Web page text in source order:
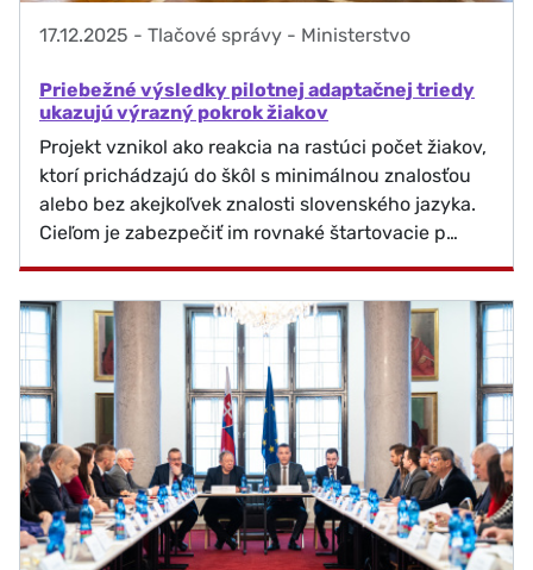
17.12.2025 - Tlačové správy - Ministerstvo
Priebežné výsledky pilotnej adaptačnej triedy
ukazujú výrazný pokrok žiakov
Projekt vznikol ako reakcia na rastúci počet žiakov,
ktorí prichádzajú do škôl s minimálnou znalosťou
alebo bez akejkoľvek znalosti slovenského jazyka.
Cieľom je zabezpečiť im rovnaké štartovacie p…